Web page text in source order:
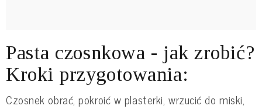
Pasta czosnkowa - jak zrobić?
Kroki przygotowania:
Czosnek obrać, pokroić w plasterki, wrzucić do miski,